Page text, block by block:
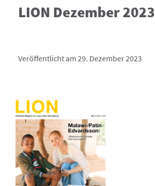
LION Dezember 2023
Veröffentlicht am 29. Dezember 2023